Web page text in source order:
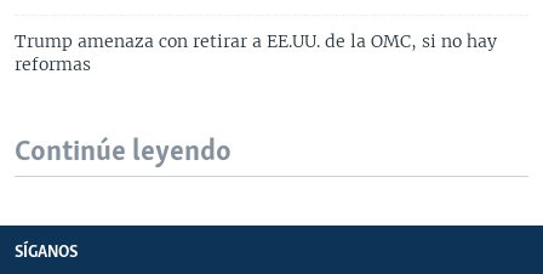
Trump amenaza con retirar a EE.UU. de la OMC, si no hay
reformas
Continúe leyendo
SÍGANOS